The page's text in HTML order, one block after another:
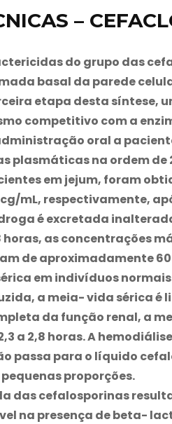
–
do grupo das
basal da parede
etapa desta síntese,
competitivo com a
oral a
plasmáticas na ordem de
em jejum, foram
mL, respectivamente,
é excretada
as concentrações
de aproximadamente
em indivíduos normais
a meia- vida sérica
da função renal, a
a 2,8 horas. A
passa para o líquido
proporções.
das cefalosporinas
na presença de beta-